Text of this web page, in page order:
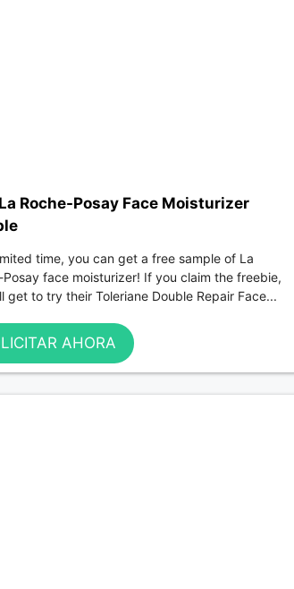
Roche-Posay Face Moisturizer
time, you can get a free sample of La
Posay face moisturizer! If you claim the freebie,
get to try their Toleriane Double Repair Face...
AHORA